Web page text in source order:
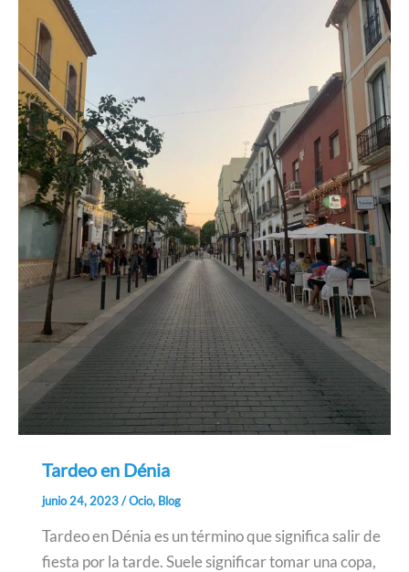
Tardeo en Dénia
junio 24, 2023/Ocio, Blog
Tardeo en Dénia es un término que significa salir de
fiesta por la tarde. Suele significar tomar una copa,